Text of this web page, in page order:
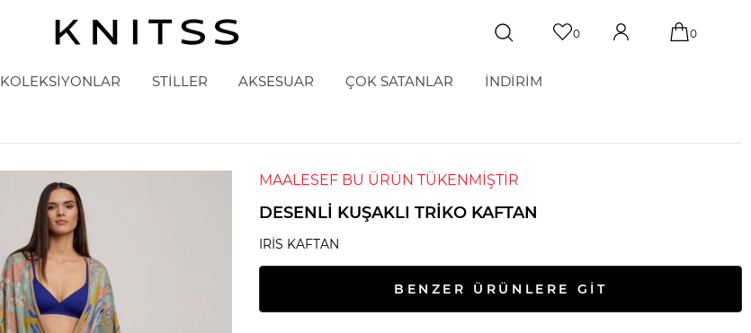
0 0
KOLEKSİYONLAR STİLLER AKSESUAR ÇOK SATANLAR İNDİRİM
MAALESEF BU ÜRÜN TÜKENMİŞTİR
DESENLI KUŞAKLI TRIKO KAFTAN
IRIS KAFTAN
BENZER ÜRÜNLERE GİT